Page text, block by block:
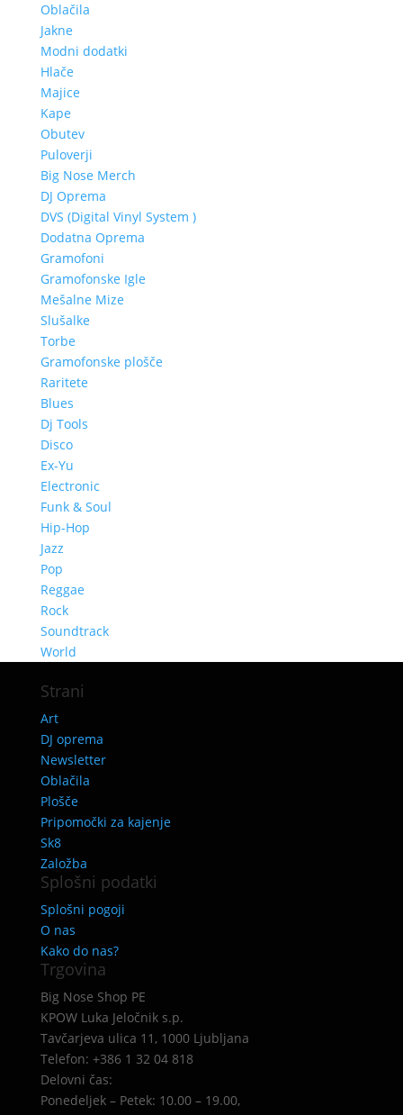
Oblačila
Jakne
Modni dodatki
Hlače
Majice
Kape
Obutev
Puloverji
Big Nose Merch
DJ Oprema
DVS (Digital Vinyl System )
Dodatna Oprema
Gramofoni
Gramofonske Igle
Mešalne Mize
Slušalke
Torbe
Gramofonske plošče
Raritete
Blues
Dj Tools
Disco
Ex-Yu
Electronic
Funk & Soul
Hip-Hop
Jazz
Pop
Reggae
Rock
Soundtrack
World
Strani
Art
DJ oprema
Newsletter
Oblačila
Plošče
Pripomočki za kajenje
Sk8
Založba
Splošni podatki
Splošni pogoji
O nas
Kako do nas?
Trgovina
Big Nose Shop PE
KPOW Luka Jeločnik s.p.
Tavčarjeva ulica 11, 1000 Ljubljana
Telefon: +386 1 32 04 818
Delovni čas:
Ponedeljek – Petek: 10.00 – 19.00,